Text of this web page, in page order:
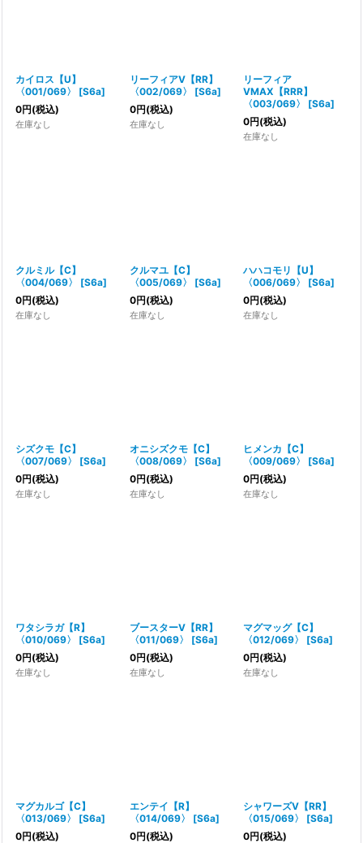
カイロス【U】
〈001/069〉
[S6a]
0円(税込)
在庫なし
リーフィアV【RR】
〈002/069〉
[S6a]
0円(税込)
在庫なし
リーフィア
VMAX【RRR】
〈003/069〉
[S6a]
0円(税込)
在庫なし
クルミル【C】
〈004/069〉
[S6a]
0円(税込)
在庫なし
クルマユ【C】
〈005/069〉
[S6a]
0円(税込)
在庫なし
ハハコモリ【U】
〈006/069〉
[S6a]
0円(税込)
在庫なし
シズクモ【C】
〈007/069〉
[S6a]
0円(税込)
在庫なし
オニシズクモ【C】
〈008/069〉
[S6a]
0円(税込)
在庫なし
ヒメンカ【C】
〈009/069〉
[S6a]
0円(税込)
在庫なし
ワタシラガ【R】
〈010/069〉
[S6a]
0円(税込)
在庫なし
ブースターV【RR】
〈011/069〉
[S6a]
0円(税込)
在庫なし
マグマッグ【C】
〈012/069〉
[S6a]
0円(税込)
在庫なし
マグカルゴ【C】
〈013/069〉
[S6a]
0円(税込)
エンテイ【R】
〈014/069〉
[S6a]
0円(税込)
シャワーズV【RR】
〈015/069〉
[S6a]
0円(税込)